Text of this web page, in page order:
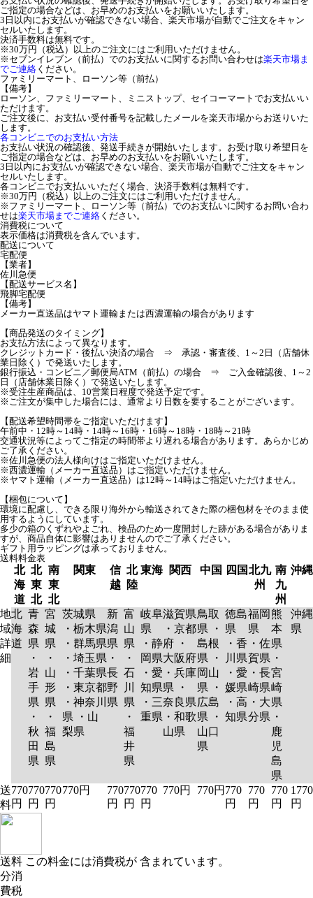
ご指定の場合などは、お早めのお支払いをお願いいたします。
3日以内にお支払いが確認できない場合、楽天市場が自動でご注文をキャン
セルいたします。
決済手数料は無料です。
※30万円（税込）以上のご注文にはご利用いただけません。
※セブンイレブン（前払）でのお支払いに関するお問い合わせは楽天市場ま
でご連絡 ください。
ファミリーマート、ローソン等（前払）
【備考】
ローソン、ファミリーマート、ミニストップ、セイコーマートでお支払いい
ただけます。
ご注文後に、お支払い受付番号を記載したメールを楽天市場からお送りいた
します。
各コンビニでのお支払い方法
お支払い状況の確認後、発送手続きが開始いたします。お受け取り希望日を
ご指定の場合などは、お早めのお支払いをお願いいたします。
3日以内にお支払いが確認できない場合、楽天市場が自動でご注文をキャン
セルいたします。
各コンビニでお支払いいただく場合、決済手数料は無料です。
※30万円（税込）以上のご注文にはご利用いただけません。
※ファミリーマート、ローソン等（前払）でのお支払いに関するお問い合わ
せは楽天市場までご連絡 ください。
消費税について
表示価格は消費税を含んでいます。
配送について
宅配便
【業者】
佐川急便
【配送サービス名】
飛脚宅配便
【備考】
メーカー直送品はヤマト運輸または西濃運輸の場合があります
【商品発送のタイミング】
お支払方法によって異なります。
クレジットカード・後払い決済の場合 ⇒ 承認・審査後、1～2日（店舗休
業日除く）で発送いたします。
銀行振込・コンビニ／郵便局ATM（前払）の場合 ⇒ ご入金確認後、1～2
日（店舗休業日除く）で発送いたします。
※受注生産商品は、10営業日程度で発送予定です。
※ご注文が集中した場合には、通常より日数を要することがございます。
【配送希望時間帯をご指定いただけます】
午前中・12時～14時・14時～16時・16時～18時・18時～21時
交通状況等によってご指定の時間帯より遅れる場合があります。あらかじめ
ご了承ください。
※佐川急便の法人様向けはご指定いただけません。
※西濃運輸（メーカー直送品）はご指定いただけません。
※ヤマト運輸（メーカー直送品）は12時～14時はご指定いただけません。
【梱包について】
環境に配慮し、できる限り海外から輸送されてきた際の梱包材をそのまま使
用するようにしています。
多少の箱のくずれやよごれ、検品のため一度開封した跡がある場合がありま
すが、商品自体に影響はありませんのでご了承ください。
ギフト用ラッピングは承っておりません。
送料料金表
北
海
道
北
東
北
南
東
北
関東
信
越
北
陸
東海 関西 中国 四国北九
州
南
九
州
沖縄
地
域
詳
細
北
海
道
青
森
県
・
岩
手
県
・
秋
田
県
宮
城
県
・
山
形
県
・
福
島
県
茨城県
・栃木県
・群馬県
・埼玉県
・千葉県
・東京都
・神奈川
県 ・山
梨県
新
潟
県
・
長
野
県
富
山
県
・
石
川
県
・
福
井
県
岐阜
県
・静
岡県
・愛
知県
・三
重県
滋賀県
・京都
府 ・
大阪府
・兵庫
県 ・
奈良県
・和歌
山県
鳥取
県 ・
島根
県 ・
岡山
県 ・
広島
県 ・
山口
県
徳島
県
・香
川県
・愛
媛県
・高
知県
福岡
県
・佐
賀県
・長
崎県
・大
分県
熊
本
県
・
宮
崎
県
・
鹿
児
島
県
沖縄
県
送
料
770
円
770
円
770
円
770円
770
円
770
円
770
円
770円 770円 770
円
770
円
770
円
1770
円
送料
分消
費税
この料金には消費税が 含まれています。